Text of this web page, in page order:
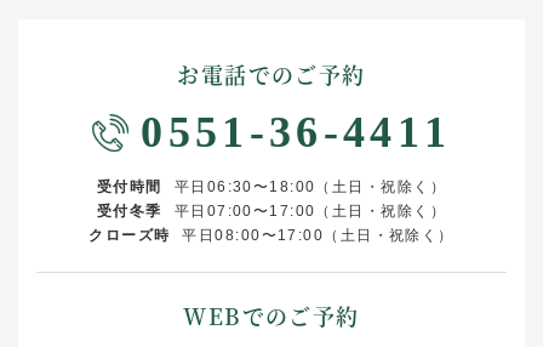
お電話でのご予約
0551-36-4411
受付時間
平日06:30〜18:00（土日・祝除く）
受付冬季
平日07:00〜17:00（土日・祝除く）
クローズ時
平日08:00〜17:00（土日・祝除く）
WEBでのご予約